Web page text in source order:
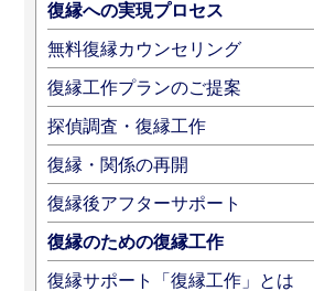
復縁への実現プロセス
無料復縁カウンセリング
復縁工作プランのご提案
探偵調査・復縁工作
復縁・関係の再開
復縁後アフターサポート
復縁のための復縁工作
復縁サポート「復縁工作」とは